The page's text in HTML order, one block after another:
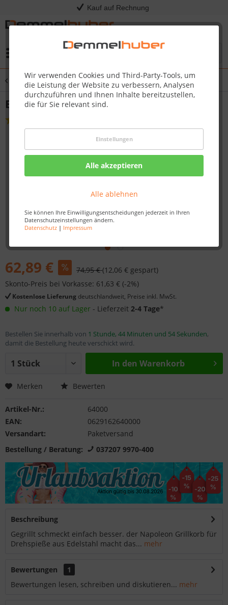
Kauf auf Rechnung
Wir verwenden Cookies und Third-Party-Tools, um
die Leistung der Website zu verbessern, Analysen
durchzuführen und Ihnen Inhalte bereitzustellen,
die für Sie relevant sind.
Einstellungen
Alle akzeptieren
Alle ablehnen
Sie können Ihre Einwilligungsentscheidungen jederzeit in Ihren
Datenschutzeinstellungen ändern.
Datenschutz| Impressum
Übersicht Drehspieße
Edelstahl Rotisserie Grillkorb
62,89 € 74,95 €(12,06 € gespart)
Skonto-Preis bei Vorkasse: 61,63 € (-2%)
Kostenlose Lieferung deutschlandweit, Preise inkl. MwSt.
Nur noch 10 auf Lager - Lieferzeit 2-4 Tage*
Bestellen Sie innerhalb von 1 Stunde, 44 Minuten und 53 Sekunden,
damit die Bestellung heute verschickt wird.
In den Warenkorb
Merken Bewerten
Artikel-Nr.:
64000
EAN:
0629162640000
Versandart:
Paketversand
Bestellung / Beratung:
037207 9970-400
Beschreibung
Gegrillt schmeckt einfach besser. der Napoleon Grillkorb für
Drehspieße aus Edelstahl macht das... mehr
Bewertungen
1
Bewertungen lesen, schreiben und diskutieren... mehr